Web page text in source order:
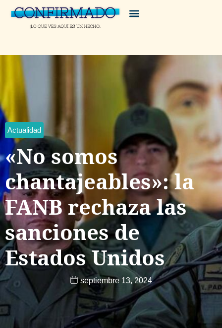
Actualidad
«No somos
chantajeables»: la
FANB rechaza las
sanciones de
Estados Unidos
septiembre 13, 2024